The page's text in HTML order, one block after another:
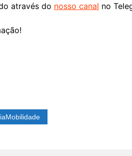
através do nosso canal no